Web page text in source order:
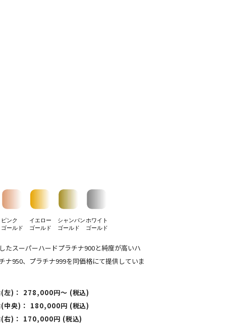
ピンク
ゴールド
イエロー
ゴールド
シャンパン
ゴールド
ホワイト
ゴールド
たスーパーハードプラチナ900と純度が高いハ
ナ950、プラチナ999を同価格にて提供していま
(左)： 278,000円〜 (税込)
(中央)： 180,000円 (税込)
(右)： 170,000円 (税込)